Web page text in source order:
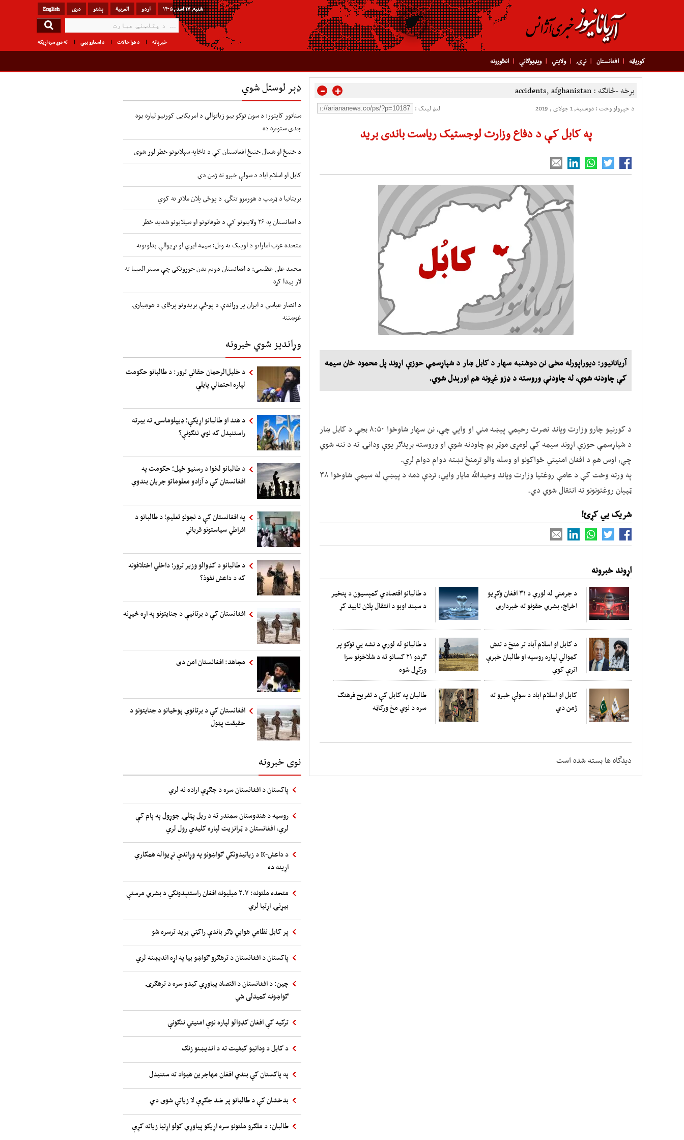
English دری پشتو العربیة اردو شنبه, ۱۷ اسد , ۱۴۰۵
له موږ سره اړیکه د اسعارو بیې د هوا حالات خبرپاڼه
کورپاڼه افغانستان نړۍ ولایتي ویډیوګانې انځورونه
برخه -څانګه : accidents, afghanistan
- +
د خپرولو وخت : دوشنبه, 1 جولای , 2019 لنډ لینک :
په کابل کې د دفاع وزارت لوجستیک ریاست باندی برید
آریانانیور: دیوراپورله مخی نن دوشنبه سهار د کابل ښار د شپاړسمې حوزې اړوند پل محمود خان سیمه
کې چاودنه شوې، له چاودنې وروسته د ډزو غږونه هم اورېدل شوي.
د کورنیو چارو وزارت ویاند نصرت رحیمي پیښه مني او وایي چې، نن سهار شاوخوا ۸:۵۰ بجې د کابل ښار
د شپاړسمې حوزې اړوند سیمه کې لومړی موټر بم چاودنه شوې او وروسته بریدګر یوې ودانۍ ته د ننه شوي
چې، اوس هم د افغان امنیتي ځواکونو او وسله والو ترمنځ نښته دوام دوام لري.
په ورته وخت کې د عامې روغتیا وزارت ویاند وحیدالله مایار وایي، تردې دمه د پیښې له سیمې شاوخوا ۳۸
ټپیان روغتونونو ته انتقال شوي دي.
شریک یي کړئ!
اړوند خبرونه
د جرمني له لوري د ۳۱ افغان وګړیو
اخراج، بشري حقونو ته خبرداری
د طالبانو اقتصادي کمېسیون د پنځیر
د سیند اوبو د انتقال پلان تایید کړ
د کابل او اسلام آباد تر منځ د تنش
کموالي لپاره روسیه او طالبان خبرې
اترې کوي
د طالبانو له لوري د نشه يي توکو پر
ګردو ۲۱ کسانو ته د شلاخونو سزا
ورکړل شوه
کابل او اسلام اباد د سولې خبرو ته
ژمن دي
طالبان په کابل کې د تفریح فرهنګ
سره د نوي مخ ورکاڼه
دیدگاه ها بسته شده است
ډېر لوستل شوي
سناتور کاپتور: د سون توکو بیو زیاتوالی د امریکایي کورنیو لپاره یوه
جدي ستونزه ده
د ختیځ او شمال ختیځ افغانستان کې د ناڅاپه سېلابونو خطر لوړ شوی
کابل او اسلام اباد د سولې خبرو ته ژمن دي
بریتانیا د ټرمپ د هورمزو تنگۍ د پوځي پلان ملاتړ نه کوي
د افغانستان په ۲۶ ولایتونو کې د طوفانونو او سیلابونو شدید خطر
متحده عرب اماراتو د اوپیک نه وتل؛ سیمه ایزې او نړیوالې بدلونونه
محمد علي عظیمی: د افغانستان دویم بدن جوړونکی چې مستر المپیا ته
لار پیدا کړه
د انصار عباسي د ایران پر وړاندې د پوځې بریدونو پرځای د هوښیارۍ
غوښتنه
وړاندیز شوي خبرونه
د خلیل‌الرحمان حقاني ترور: د طالبانو حکومت
لپاره احتمالي پایلې
د هند او طالبانو اړیکې؛ ډیپلوماسۍ ته بیرته
راستنیدل که نوي ننګونې؟
د طالبانو لخوا د رسنیو ځپل؛ حکومت په
افغانستان کې د آزادو معلوماتو جریان بندوي
په افغانستان کې د نجونو تعلیم؛ د طالبانو د
افراطي سیاستونو قرباني
د طالبانو د کډوالو وزیر ترور؛ داخلي اختلافونه
که د داعش نفوذ؟
افغانستان کې د برتانیې د جنایتونو په اړه څیړنه
مجاهد: افغانستان امن دی
افغانستان کې د برتانوي پوځیانو د جنایتونو د
حقیقت پټول
نوی خبرونه
پاکستان د افغانستان سره د جګړې اراده نه لري
روسیه د هندوستان سمندر ته د ریل پټلۍ جوړول په پام کې
لري، افغانستان د ټرانزیت لپاره کلیدي رول لري
د داعش-K د زیاتیدونکي ګواښونو په وړاندې نړیواله همکاري
اړینه ده
متحده ملتونه: ۲.۷ میلیونه افغان راستنېدونکي د بشري مرستې
بیړنۍ اړتیا لري
پر کابل نظامي هوایي ډګر باندې راکټي برید ترسره شو
پاکستان د افغانستان د ترهګرو ګواښو بیا په اړه اندیښنه لري
چین: د افغانستان د اقتصاد پیاوړي کیدو سره د ترهګرۍ
ګواښونه کمیدلی شي
ترکیه کې افغان کډوالو لپاره نوې امنیتي ننګونې
د کابل د ودانیو کیفیت ته د اندیښنو زنګ
په پاکستان کې بندي افغان مهاجرین هیواد ته ستنیدل
بدخشان کې د طالبانو پر ضد جګړې لا زیاتې شوی دي
طالبان: د ملګرو ملتونو سره اړیکو پیاوړي کولو اړتیا زیاته کړې